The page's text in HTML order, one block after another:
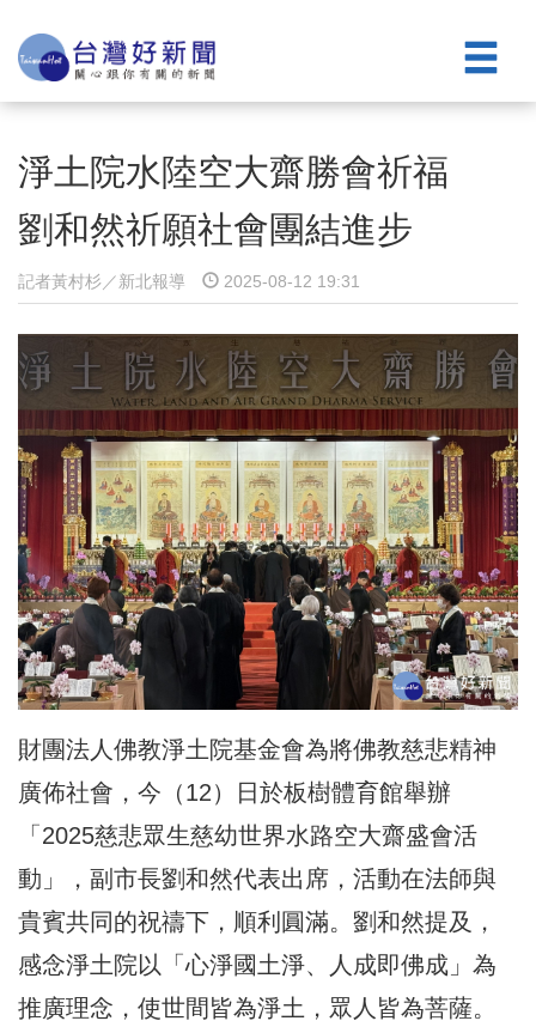
淨土院水陸空大齋勝會祈福
劉和然祈願社會團結進步
記者黃村杉／新北報導 2025-08-12 19:31
財團法人佛教淨土院基金會為將佛教慈悲精神
廣佈社會，今（12）日於板樹體育館舉辦
「2025慈悲眾生慈幼世界水路空大齋盛會活
動」，副市長劉和然代表出席，活動在法師與
貴賓共同的祝禱下，順利圓滿。劉和然提及，
感念淨土院以「心淨國土淨、人成即佛成」為
推廣理念，使世間皆為淨土，眾人皆為菩薩。